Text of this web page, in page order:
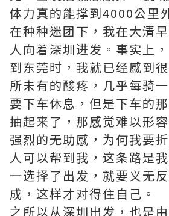
体力真的能撑到4000公里
在种种迷团下，我在大清
人向着深圳进发。事实上
到东莞时，我就已经感到
所未有的酸疼，几乎每骑
要下车休息，但是下车的
抽起来了，那感觉难以形
强烈的无助感，为何我要
人可以帮到我，这条路是
一选择了出发，就要义无
成，这样才对得住自己。
之所以从深圳出发，也是